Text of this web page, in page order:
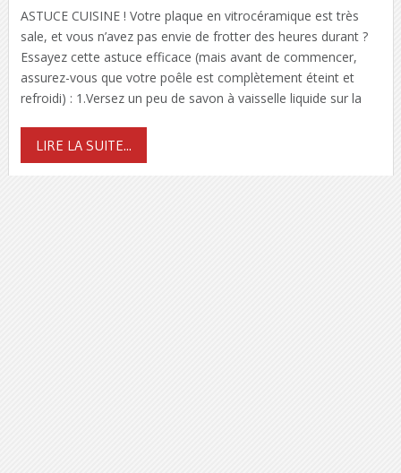
ASTUCE CUISINE ! Votre plaque en vitrocéramique est très
sale, et vous n’avez pas envie de frotter des heures durant ?
Essayez cette astuce efficace (mais avant de commencer,
assurez-vous que votre poêle est complètement éteint et
refroidi) : 1.Versez un peu de savon à vaisselle liquide sur la
LIRE LA SUITE...